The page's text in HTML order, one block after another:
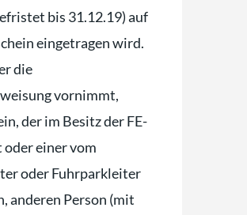
bis 31.12.19) auf
eingetragen wird.
die
vornimmt,
der im Besitz der FE-
oder einer vom
oder Fuhrparkleiter
anderen Person (mit